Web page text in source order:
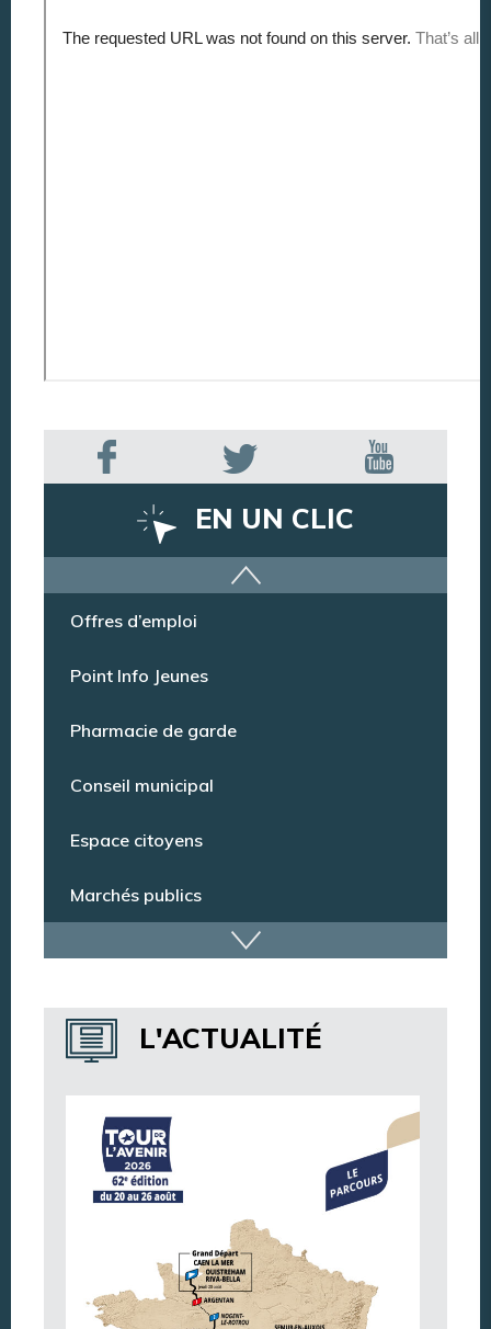
EN UN CLIC
Offres d’emploi
Point Info Jeunes
Pharmacie de garde
Conseil municipal
Espace citoyens
Marchés publics
Dispositif de vidéoprotection
Annuaire des services
Annuaire des associations
Argentan Aujourd’hui
L'ACTUALITÉ